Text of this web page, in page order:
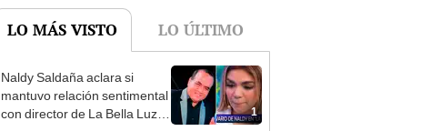
LO MÁS VISTO LO ÚLTIMO
1
Naldy Saldaña aclara si
mantuvo relación sentimental
con director de La Bella Luz